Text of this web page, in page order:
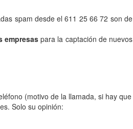
spam desde el 611 25 66 72 son de
empresaspara la captación de nuevos
(motivo de la llamada, si hay que
Solo su opinión: